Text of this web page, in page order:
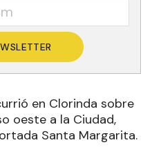
en Clorinda sobre
oeste a la Ciudad,
Santa Margarita.